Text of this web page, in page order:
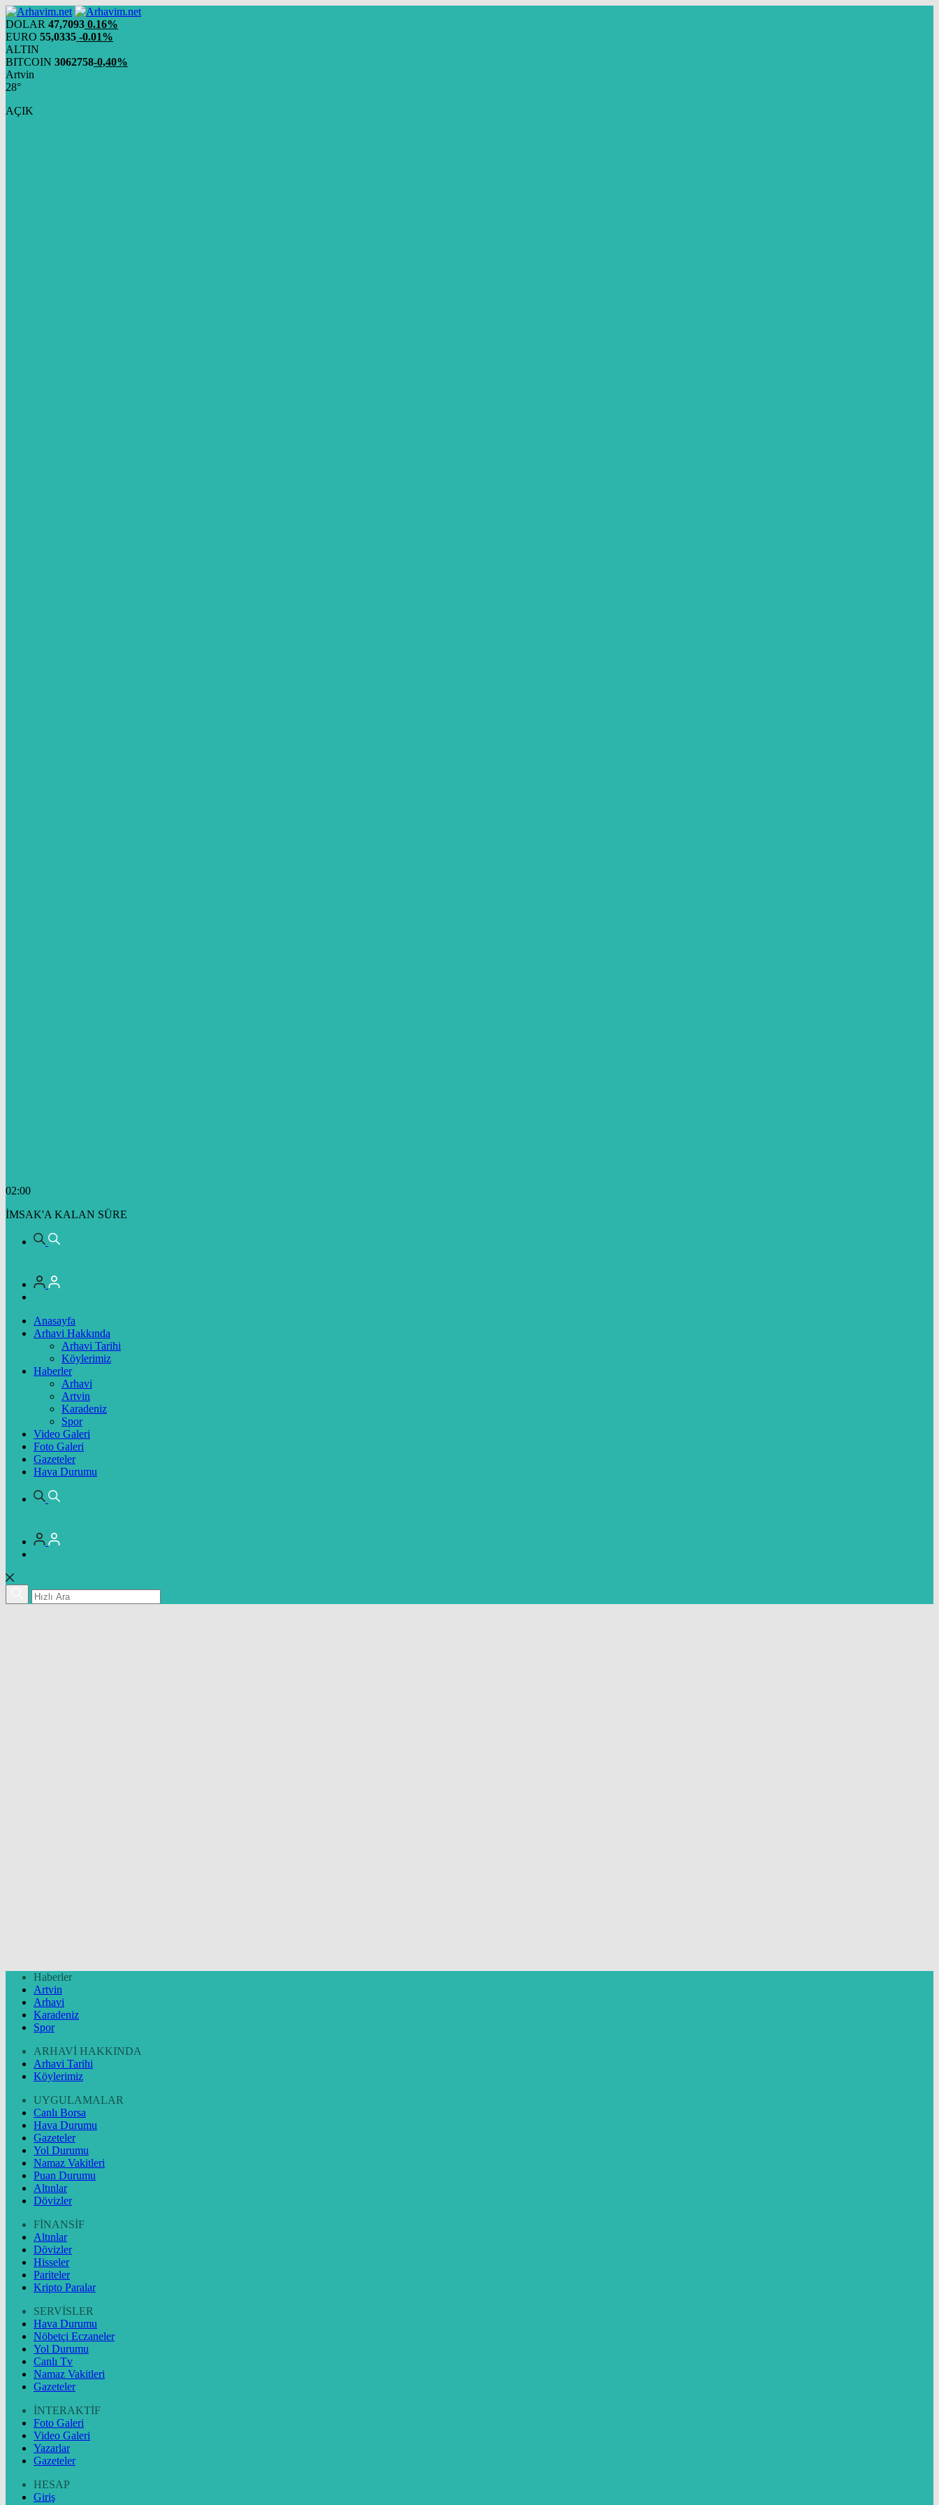
DOLAR 47,7093 0.16%
EURO 55,0335 -0.01%
ALTIN
BITCOIN 3062758-0,40%
Artvin
28°
AÇIK
02:00
İMSAK'A KALAN SÜRE
Anasayfa
Arhavi Hakkında
Arhavi Tarihi
Köylerimiz
Haberler
Arhavi
Artvin
Karadeniz
Spor
Video Galeri
Foto Galeri
Gazeteler
Hava Durumu
Haberler
Artvin
Arhavi
Karadeniz
Spor
ARHAVİ HAKKINDA
Arhavi Tarihi
Köylerimiz
UYGULAMALAR
Canlı Borsa
Hava Durumu
Gazeteler
Yol Durumu
Namaz Vakitleri
Puan Durumu
Altınlar
Dövizler
FİNANSİF
Altınlar
Dövizler
Hisseler
Pariteler
Kripto Paralar
SERVİSLER
Hava Durumu
Nöbetçi Eczaneler
Yol Durumu
Canlı Tv
Namaz Vakitleri
Gazeteler
İNTERAKTİF
Foto Galeri
Video Galeri
Yazarlar
Gazeteler
HESAP
Giriş